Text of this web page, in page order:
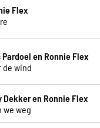
Flex
Pardoel en Ronnie Flex
de wind
Dekker en Ronnie Flex
we weg